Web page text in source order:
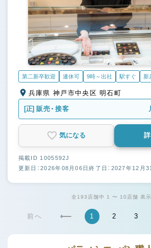
第二新卒歓迎 連休可 9時～出社 駅すぐ 新
兵庫県 神戸市中央区 明石町
[正] 販売・接客
気になる
掲載ID 1005592J
更新日：2026年08月06日終了日：2027年12月
全193店舗中 1 〜 10店舗 表示
前へ 1 2 3